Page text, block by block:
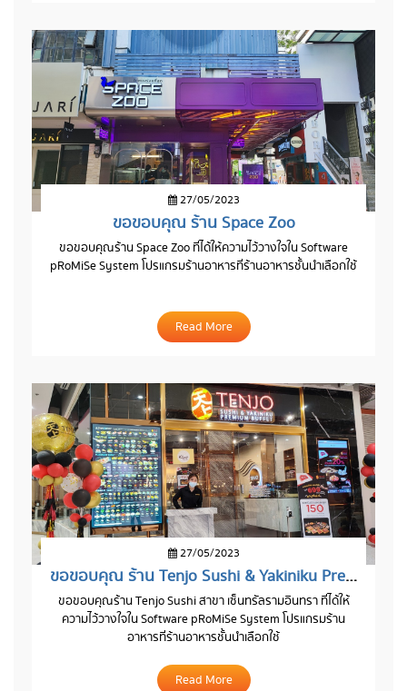
27/05/2023
ขอขอบคุณ ร้าน Space Zoo
ขอขอบคุณร้าน Space Zoo ที่ได้ให้ความไว้วางใจใน Software
pRoMiSe System โปรแกรมร้านอาหารที่ร้านอาหารชั้นนำเลือกใช้
Read More
27/05/2023
ขอขอบคุณ ร้าน Tenjo Sushi & Yakiniku Premium Buffet สาขา เซ็นทรัลรามอินทรา
ขอขอบคุณร้าน Tenjo Sushi สาขา เซ็นทรัลรามอินทรา ที่ได้ให้
ความไว้วางใจใน Software pRoMiSe System โปรแกรมร้าน
อาหารที่ร้านอาหารชั้นนำเลือกใช้
Read More